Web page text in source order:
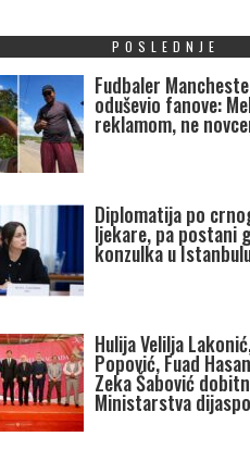
POSLEDNJE
Fudbaler
oduševio fanove:
reklamom, ne
Diplomatija po
ljekare, pa postani
konzulka u
Hulija Velilja
Popović, Fuad
Zeka Šabović
Ministarstva